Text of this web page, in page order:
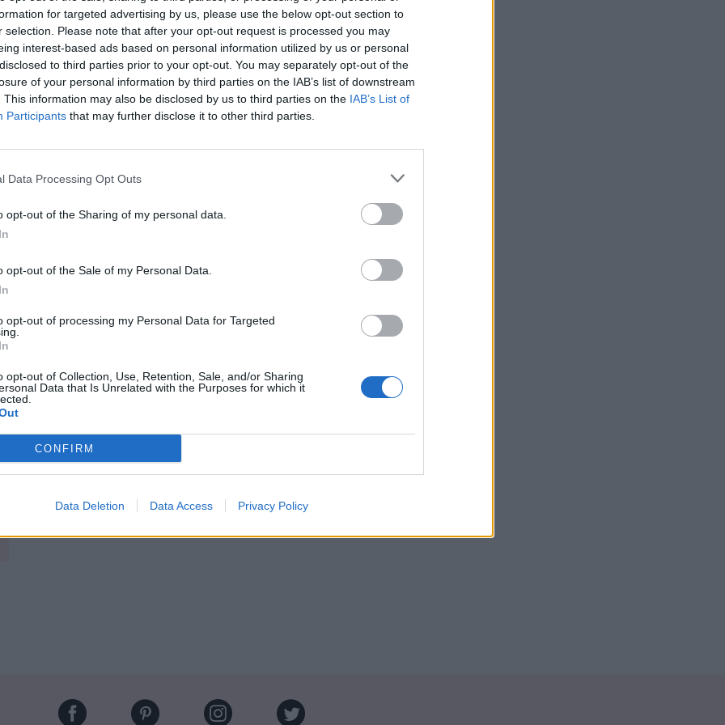
for targeted advertising by us, please use the below opt-out section to
selection. Please note that after your opt-out request is processed you may
interest-based ads based on personal information utilized by us or personal
to third parties prior to your opt-out. You may separately opt-out of the
of your personal information by third parties on the IAB’s list of downstream
This information may also be disclosed by us to third parties on the IAB’s List of
Participants that may further disclose it to other third parties.
Data Processing Opt Outs
opt-out of the Sharing of my personal data.
opt-out of the Sale of my Personal Data.
opt-out of processing my Personal Data for Targeted
opt-out of Collection, Use, Retention, Sale, and/or Sharing
Data that Is Unrelated with the Purposes for which it
CONFIRM
Data Deletion Data Access Privacy Policy
boots
paire-là, c'est pour le côté grave chic ! Les boots, ça
elles nous font une allure terriblement chic et
verrait d'ailleurs bien dans une pub pour Tommy
de chasse au bout de la laisse, petite doudoune
sur le dos… Mais si on veut miser sur une allure
(mais certainement pas moins chic), on
que l'on peut acheter en plusieurs déclinaisons !
quand on dit « 5 paires », on parle de genres, pas
! Alors GOOO !